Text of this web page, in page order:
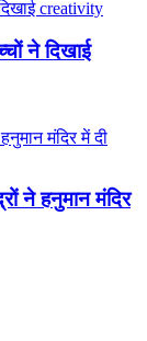
ने दिखाई
ने हनुमान मंदिर